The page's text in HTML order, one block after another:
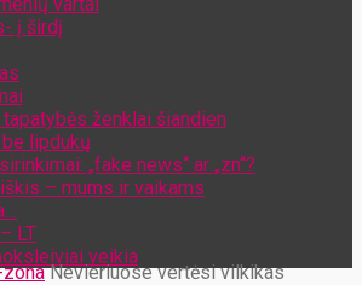
į širdį
ženklai šiandien
lipdukų
„fake news“ ar „zn“?
– mums ir vaikams
LT
veikia
Nevieriuose vertėsi vilkikas